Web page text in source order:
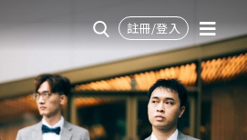
註冊/登入